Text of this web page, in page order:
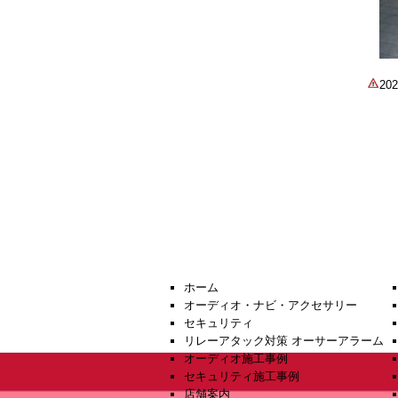
ホーム
オーディオ・ナビ・アクセサリー
セキュリティ
リレーアタック対策 オーサーアラーム
オーディオ施工事例
セキュリティ施工事例
店舗案内